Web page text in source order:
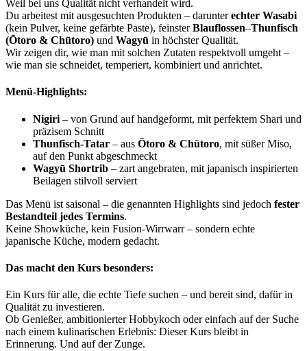
Weil bei uns Qualität nicht verhandelt wird.
Du arbeitest mit ausgesuchten Produkten – darunterechter Wasabi
(kein Pulver, keine gefärbte Paste), feinsterBlauflossen–Thunfisch
(Ōtoro & Chūtoro) und Wagyū in höchster Qualität.
Wir zeigen dir, wie man mit solchen Zutaten respektvoll umgeht –
wie man sie schneidet, temperiert, kombiniert und anrichtet.
Menü-Highlights:
Nigiri – von Grund auf handgeformt, mit perfektem Shari und
präzisem Schnitt
Thunfisch-Tatar – aus Ōtoro & Chūtoro, mit süßer Miso,
auf den Punkt abgeschmeckt
Wagyū Shortrib – zart angebraten, mit japanisch inspirierten
Beilagen stilvoll serviert
Das Menü ist saisonal – die genannten Highlights sind jedoch fester
Bestandteil jedes Termins.
Keine Showküche, kein Fusion-Wirrwarr – sondern echte
japanische Küche, modern gedacht.
Das macht den Kurs besonders:
Ein Kurs für alle, die echte Tiefe suchen – und bereit sind, dafür in
Qualität zu investieren.
Ob Genießer, ambitionierter Hobbykoch oder einfach auf der Suche
nach einem kulinarischen Erlebnis: Dieser Kurs bleibt in
Erinnerung. Und auf der Zunge.